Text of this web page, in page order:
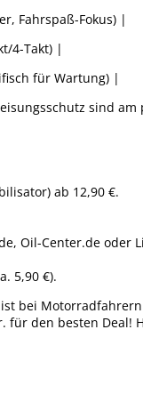
Fahrspaß-Fokus) |
4-Takt) |
für Wartung) |
sind
ab 12,90 €.
Oil-Center.de oder
5,90 €).
bei
für den besten Deal!